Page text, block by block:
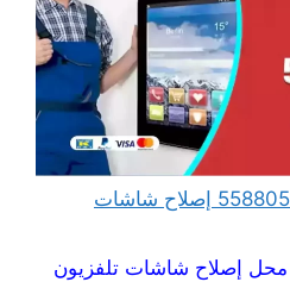
فني تصليح تلفزيونات 55880595 إصلاح شاشات
محل إصلاح شاشات تلفزيون